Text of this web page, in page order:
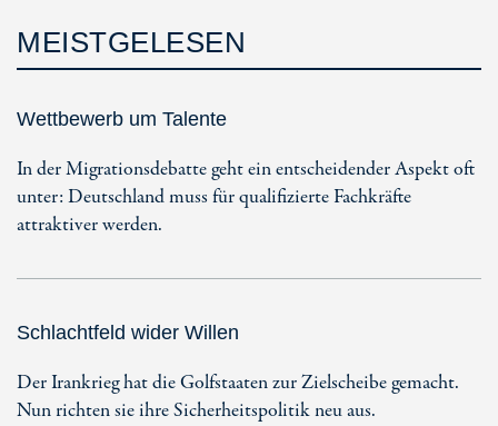
MEISTGELESEN
Wettbewerb um Talente
In der Migrationsdebatte geht ein entscheidender Aspekt oft
unter: Deutschland muss für qualifizierte Fachkräfte
attraktiver werden.
Schlachtfeld wider Willen
Der Irankrieg hat die Golfstaaten zur Zielscheibe gemacht.
Nun richten sie ihre Sicherheitspolitik neu aus.